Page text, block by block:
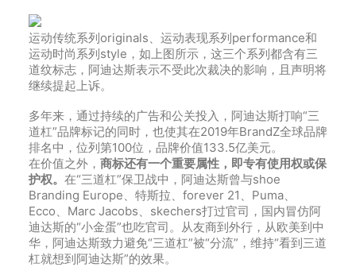
运动传统系列originals、运动表现系列performance和
运动时尚系列style，如上图所示，这三个系列都含有三
道纹标志，阿迪达斯表示不受此次裁决的影响，且声明将
继续提起上诉。
多年来，通过持续的广告和公关投入，阿迪达斯打响“三
道杠”品牌标记的同时，也使其在2019年BrandZ全球品牌
排名中，位列第100位，品牌价值133.5亿美元。
在价值之外， 商标还有一个重要属性，即专有使用权或保
护权。 在“三道杠”保卫战中，阿迪达斯曾与shoe
Branding Europe、特斯拉、forever 21、Puma、
Ecco、Marc Jacobs、skechers打过官司，国内冒仿阿
迪达斯的“小金蛋”也吃官司。从友商到外行，从欧美到中
华，阿迪达斯致力避免“三道杠”被“分流”，维持“看到三道
杠就想到阿迪达斯”的效果。